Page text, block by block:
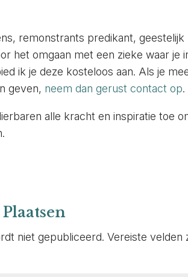
remonstrants predikant,
het omgaan met een zieke waar je
ik je deze kosteloos aan. Als je
geven, neem dan gerust contact op.
alle kracht en inspiratie toe
niet gepubliceerd. Vereiste velden